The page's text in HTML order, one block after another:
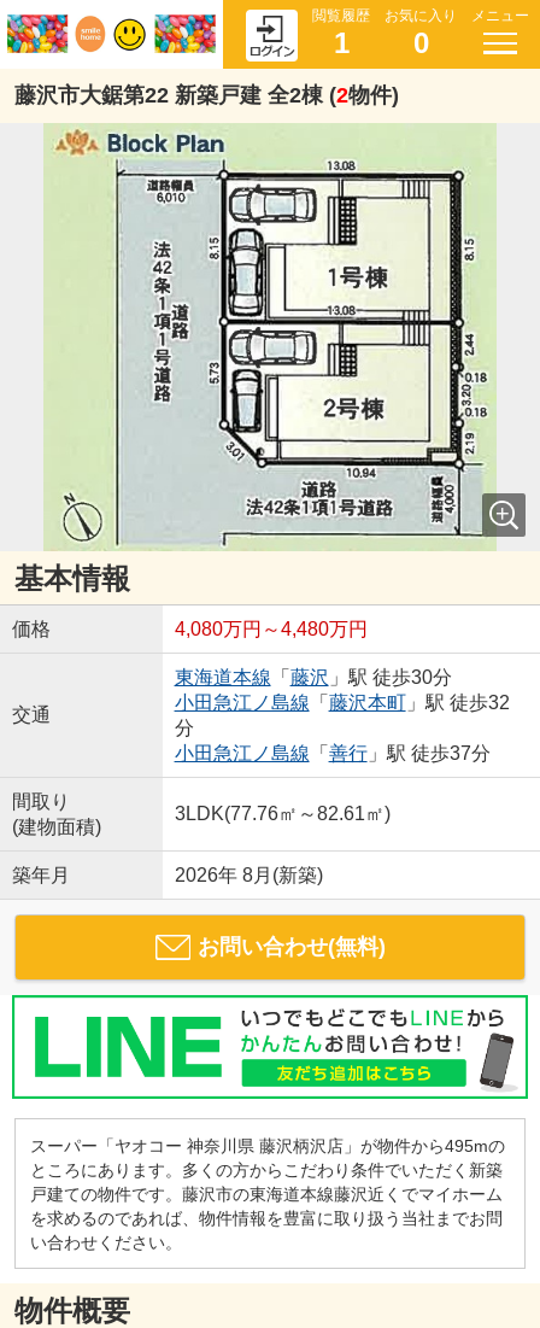
閲覧履歴
1
お気に入り
0
メニュー
藤沢市大鋸第22 新築戸建 全2棟 (2物件)
基本情報
価格 4,080万円～4,480万円
交通
東海道本線 「 藤沢 」駅 徒歩30分
小田急江ノ島線 「 藤沢本町」駅 徒歩32
分
小田急江ノ島線 「 善行」駅 徒歩37分
間取り
(建物面積)
3LDK(77.76㎡～82.61㎡)
築年月 2026年 8月(新築)
お問い合わせ(無料)
スーパー「ヤオコー 神奈川県 藤沢柄沢店」が物件から495mの
ところにあります。多くの方からこだわり条件でいただく新築
戸建ての物件です。藤沢市の東海道本線藤沢近くでマイホーム
を求めるのであれば、物件情報を豊富に取り扱う当社までお問
い合わせください。
物件概要